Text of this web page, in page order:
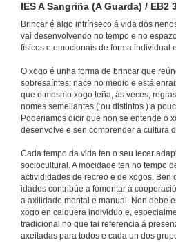
IES A Sangriña (A Guarda) / EB2
Brincar é algo intrínseco á vida dos
vai desenvolvendo no tempo e no
físicos e emocionais de forma individual
O xogo é unha forma de brincar que
sobresaíntes: nace no medio e está
que o mesmo xogo teña, ás veces,
nomes semellantes ( ou distintos ) a
Poderiamos dicir que non se entende o
desenvolve e sen comprender a cultura
Cada tempo da vida ten o seu lecer
sociocultural. A mocidade ten no tempo
activididades de recreo e de xogos. Ben
idades contribúe a fomentar á
a axilidade mental e manual. Non debe
xogo en calquera individuo e,
tradicional no que fai referencia á
axeitadas para todos e cada un dos
24 de maio de
Xogando co
24 de maio de
Xogos
CEP Altamira -
24 de maio de
Jogos
24 de maio de
Facendo